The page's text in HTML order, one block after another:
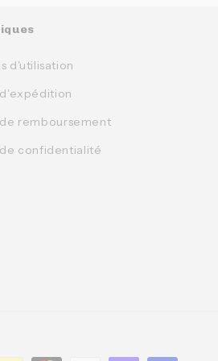
d'utilisation
remboursement
confidentialité